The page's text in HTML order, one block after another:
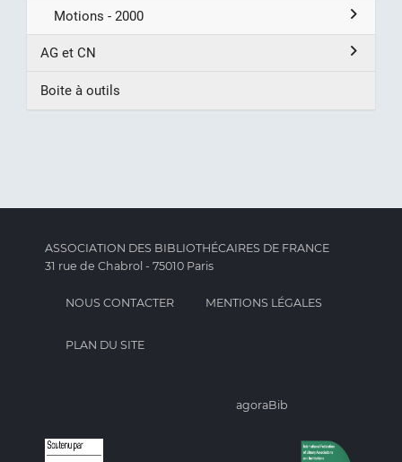
Motions - 2000
AG et CN
Boite à outils
ASSOCIATION DES BIBLIOTHÉCAIRES DE FRANCE
31 rue de Chabrol - 75010 Paris
NOUS CONTACTER MENTIONS LÉGALES
PLAN DU SITE
agoraBib